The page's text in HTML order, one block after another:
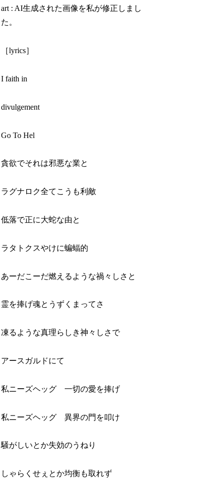
art : AI生成された画像を私が修正しまし
た。
［lyrics］
I faith in
divulgement
Go To Hel
貪欲でそれは邪悪な業と
ラグナロク全てこうも利敵
低落で正に大蛇な由と
ラタトクスやけに蝙蝠的
あーだこーだ燃えるような禍々しさと
霊を捧げ魂とうずくまってさ
凍るような真理らしき神々しさで
アースガルドにて
私ニーズヘッグ 一切の愛を捧げ
私ニーズヘッグ 異界の門を叩け
騒がしいとか失効のうねり
しゃらくせぇとか均衡も取れず